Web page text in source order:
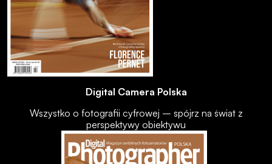
Digital Camera Polska
Wszystko o fotografii cyfrowej – spójrz na świat z
perspektywy obiektywu